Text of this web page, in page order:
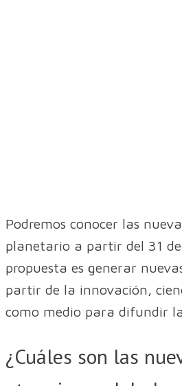
Podremos conocer las
planetario a partir del 31
propuesta es generar
partir de la innovación,
como medio para difundir
¿Cuáles son las